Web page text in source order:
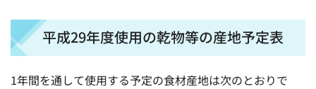
平成29年度使用の乾物等の産地予定表
1年間を通して使用する予定の食材産地は次のとおりで